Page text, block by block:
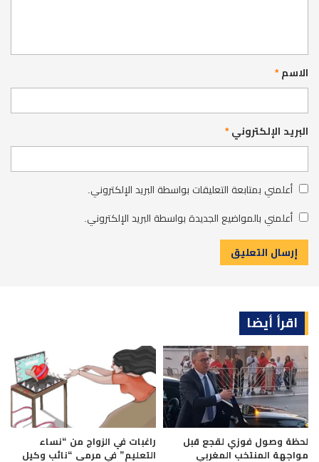
الاسم*
البريد الإلكتروني*
أعلمني بمتابعة التعليقات بواسطة البريد الإلكتروني.
أعلمني بالمواضيع الجديدة بواسطة البريد الإلكتروني.
اقرأ أيضا
لحظة وصول فوزي لقجع قبل
مواجهة المنتخب المغربي
راغبات في الزواج من “نساء
التعليم” في مرمى “نائب وكيل